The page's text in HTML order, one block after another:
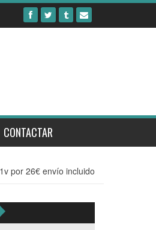
CONTACTAR
por 26€ envío incluido